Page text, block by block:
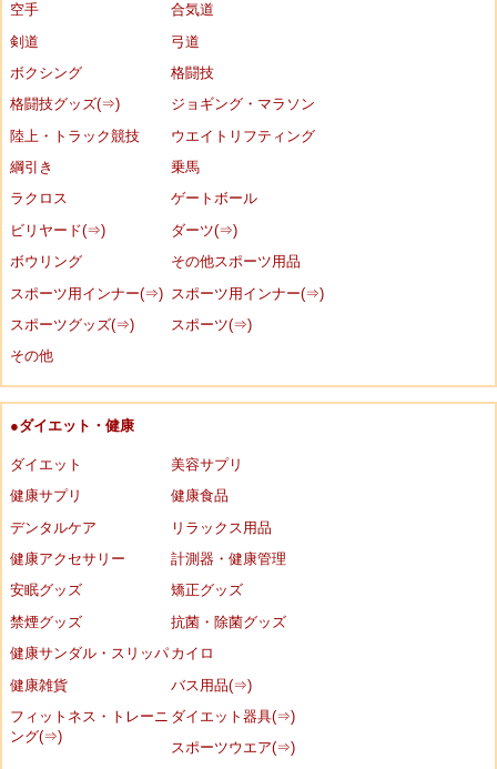
空手
合気道
剣道
弓道
ボクシング
格闘技
格闘技グッズ(⇒)
ジョギング・マラソン
陸上・トラック競技
ウエイトリフティング
綱引き
乗馬
ラクロス
ゲートボール
ビリヤード(⇒)
ダーツ(⇒)
ボウリング
その他スポーツ用品
スポーツ用インナー(⇒)
スポーツ用インナー(⇒)
スポーツグッズ(⇒)
スポーツ(⇒)
その他
●ダイエット・健康
ダイエット
美容サプリ
健康サプリ
健康食品
デンタルケア
リラックス用品
健康アクセサリー
計測器・健康管理
安眠グッズ
矯正グッズ
禁煙グッズ
抗菌・除菌グッズ
健康サンダル・スリッパ カイロ
健康雑貨
バス用品(⇒)
フィットネス・トレーニ
ング(⇒)
ダイエット器具(⇒)
スポーツウエア(⇒)